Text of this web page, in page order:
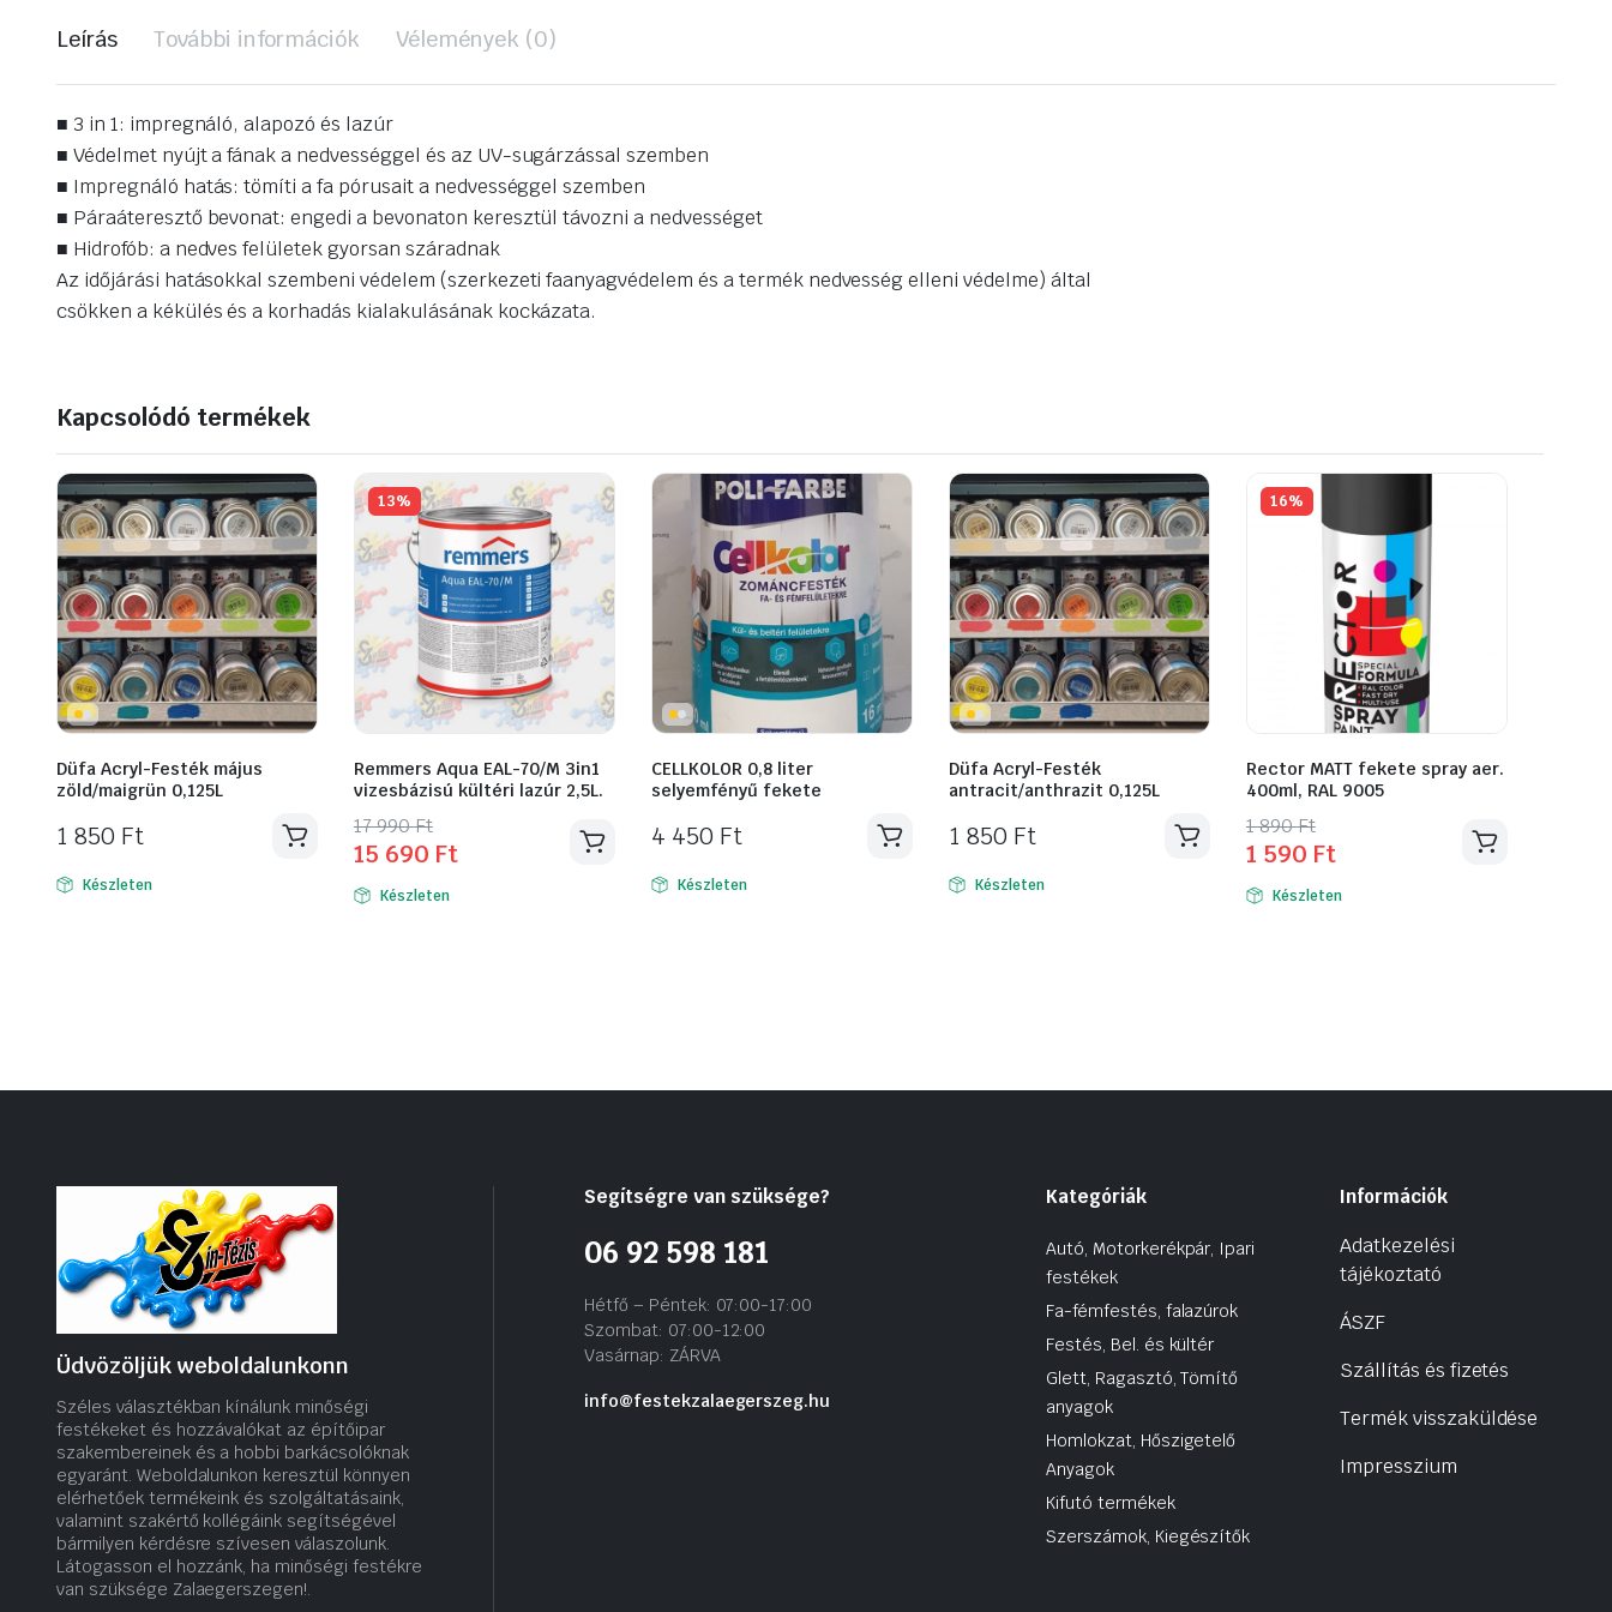
Leírás További információk Vélemények (0)
■ 3 in 1: impregnáló, alapozó és lazúr
■ Védelmet nyújt a fának a nedvességgel és az UV-sugárzással szemben
■ Impregnáló hatás: tömíti a fa pórusait a nedvességgel szemben
■ Páraáteresztő bevonat: engedi a bevonaton keresztül távozni a nedvességet
■ Hidrofób: a nedves felületek gyorsan száradnak
Az időjárási hatásokkal szembeni védelem (szerkezeti faanyagvédelem és a termék nedvesség elleni védelme) által
csökken a kékülés és a korhadás kialakulásának kockázata.
Kapcsolódó termékek
Düfa Acryl-Festék május
zöld/maigrün 0,125L
1 850 Ft
Készleten
13%
Remmers Aqua EAL-70/M 3in1
vizesbázisú kültéri lazúr 2,5L.
17 990Ft
Original
price
was:
15 690 Ft
Current
price
is:
Ennek
a
terméknek
Készleten
CELLKOLOR 0,8 liter
selyemfényű fekete
4 450 Ft
Készleten
Düfa Acryl-Festék
antracit/anthrazit 0,125L
1 850 Ft
Készleten
16%
Rector MATT fekete spray aer.
400ml, RAL 9005
1 890Ft
Original
price
was:
1 590 Ft
Current
price
is: Készleten
Üdvözöljük weboldalunkonn
Széles választékban kínálunk minőségi
festékeket és hozzávalókat az építőipar
szakembereinek és a hobbi barkácsolóknak
egyaránt. Weboldalunkon keresztül könnyen
elérhetőek termékeink és szolgáltatásaink,
valamint szakértő kollégáink segítségével
bármilyen kérdésre szívesen válaszolunk.
Látogasson el hozzánk, ha minőségi festékre
van szüksége Zalaegerszegen!.
Segítségre van szüksége?
06 92 598 181
Hétfő – Péntek: 07:00-17:00
Szombat: 07:00-12:00
Vasárnap: ZÁRVA
info@festekzalaegerszeg.hu
Kategóriák
Autó, Motorkerékpár, Ipari
festékek
Fa-fémfestés, falazúrok
Festés, Bel. és kültér
Glett, Ragasztó, Tömítő
anyagok
Homlokzat, Hőszigetelő
Anyagok
Kifutó termékek
Szerszámok, Kiegészítők
Információk
Adatkezelési
tájékoztató
ÁSZF
Szállítás és fizetés
Termék visszaküldése
Impresszium